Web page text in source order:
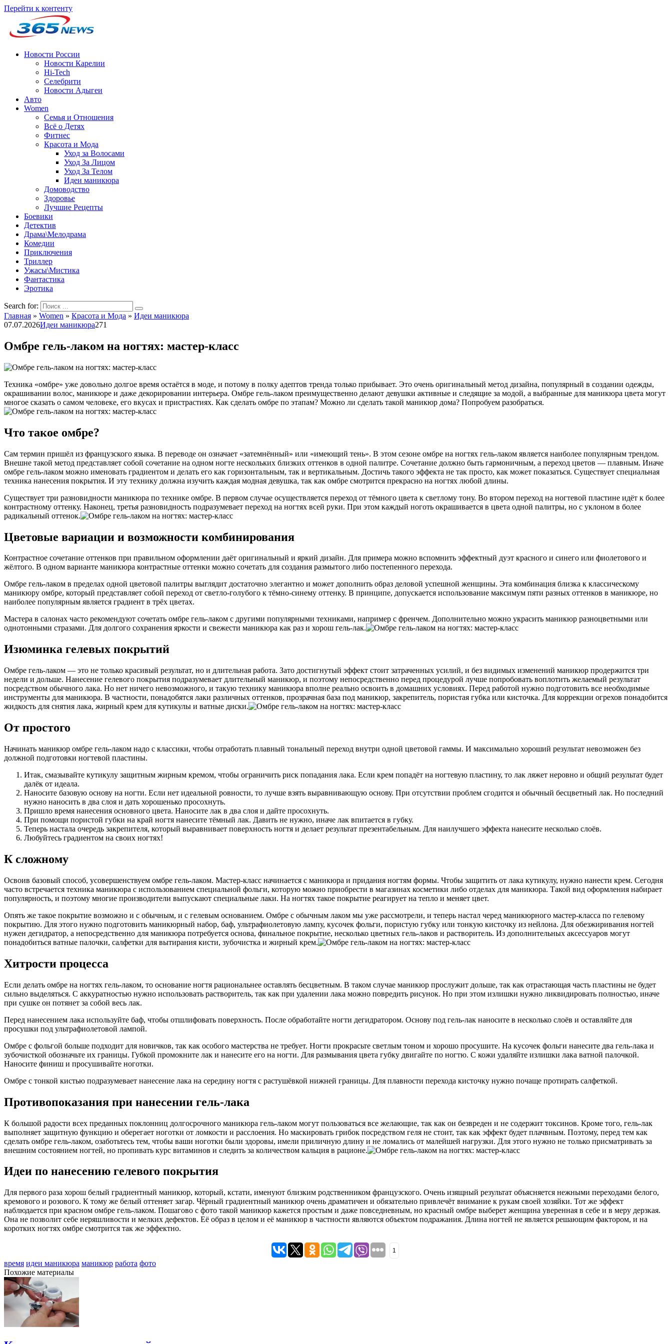
Перейти к контенту
Новости России
Новости Карелии
Hi-Tech
Селебрити
Новости Адыгеи
Авто
Women
Семья и Отношения
Всё о Детях
Фитнес
Красота и Мода
Уход за Волосами
Уход За Лицом
Уход За Телом
Идеи маникюра
Домоводство
Здоровье
Лучшие Рецепты
Боевики
Детектив
Драма\Мелодрама
Комедии
Приключения
Триллер
Ужасы\Мистика
Фантастика
Эротика
Search for:
Главная » Women » Красота и Мода » Идеи маникюра
07.07.2026Идеи маникюра271
Омбре гель-лаком на ногтях: мастер-класс
Техника «омбре» уже довольно долгое время остаётся в моде, и потому в полку адептов тренда только прибывает. Это очень оригинальный метод дизайна, популярный в создании одежды,
окрашивании волос, маникюре и даже декорировании интерьера. Омбре гель-лаком преимущественно делают девушки активные и следящие за модой, а выбранные для маникюра цвета могут
многое сказать о самом человеке, его вкусах и пристрастиях. Как сделать омбре по этапам? Можно ли сделать такой маникюр дома? Попробуем разобраться.
Что такое омбре?
Сам термин пришёл из французского языка. В переводе он означает «затемнённый» или «имеющий тень». В этом сезоне омбре на ногтях гель-лаком является наиболее популярным трендом.
Внешне такой метод представляет собой сочетание на одном ногте нескольких близких оттенков в одной палитре. Сочетание должно быть гармоничным, а переход цветов — плавным. Иначе
омбре гель-лаком можно именовать градиентом и делать его как горизонтальным, так и вертикальным. Достичь такого эффекта не так просто, как может показаться. Существует специальная
техника нанесения покрытия. И эту технику должна изучить каждая модная девушка, так как омбре смотрится прекрасно на ногтях любой длины.
Существует три разновидности маникюра по технике омбре. В первом случае осуществляется переход от тёмного цвета к светлому тону. Во втором переход на ногтевой пластине идёт к более
контрастному оттенку. Наконец, третья разновидность подразумевает переход на ногтях всей руки. При этом каждый ноготь окрашивается в цвета одной палитры, но с уклоном в более
радикальный оттенок.
Цветовые вариации и возможности комбинирования
Контрастное сочетание оттенков при правильном оформлении даёт оригинальный и яркий дизайн. Для примера можно вспомнить эффектный дуэт красного и синего или фиолетового и
жёлтого. В одном варианте маникюра контрастные оттенки можно сочетать для создания размытого либо постепенного перехода.
Омбре гель-лаком в пределах одной цветовой палитры выглядит достаточно элегантно и может дополнить образ деловой успешной женщины. Эта комбинация близка к классическому
маникюру омбре, который представляет собой переход от светло-голубого к тёмно-синему оттенку. В принципе, допускается использование максимум пяти разных оттенков в маникюре, но
наиболее популярным является градиент в трёх цветах.
Мастера в салонах часто рекомендуют сочетать омбре гель-лаком с другими популярными техниками, например с френчем. Дополнительно можно украсить маникюр разноцветными или
однотонными стразами. Для долгого сохранения яркости и свежести маникюра как раз и хорош гель-лак.
Изюминка гелевых покрытий
Омбре гель-лаком — это не только красивый результат, но и длительная работа. Зато достигнутый эффект стоит затраченных усилий, и без видимых изменений маникюр продержится три
недели и дольше. Нанесение гелевого покрытия подразумевает длительный маникюр, и поэтому непосредственно перед процедурой лучше попробовать воплотить желаемый результат
посредством обычного лака. Но нет ничего невозможного, и такую технику маникюра вполне реально освоить в домашних условиях. Перед работой нужно подготовить все необходимые
инструменты для маникюра. В частности, понадобятся лаки различных оттенков, прозрачная база под маникюр, закрепитель, пористая губка или кисточка. Для коррекции огрехов понадобится
жидкость для снятия лака, жирный крем для кутикулы и ватные диски.
От простого
Начинать маникюр омбре гель-лаком надо с классики, чтобы отработать плавный тональный переход внутри одной цветовой гаммы. И максимально хороший результат невозможен без
должной подготовки ногтевой пластины.
Итак, смазывайте кутикулу защитным жирным кремом, чтобы ограничить риск попадания лака. Если крем попадёт на ногтевую пластину, то лак ляжет неровно и общий результат будет
далёк от идеала.
Наносите базовую основу на ногти. Если нет идеальной ровности, то лучше взять выравнивающую основу. При отсутствии проблем сгодится и обычный бесцветный лак. Но последний
нужно наносить в два слоя и дать хорошенько просохнуть.
Пришло время нанесения основного цвета. Наносите лак в два слоя и дайте просохнуть.
При помощи пористой губки на край ногтя нанесите тёмный лак. Давить не нужно, иначе лак впитается в губку.
Теперь настала очередь закрепителя, который выравнивает поверхность ногтя и делает результат презентабельным. Для наилучшего эффекта нанесите несколько слоёв.
Любуйтесь градиентом на своих ногтях!
К сложному
Освоив базовый способ, усовершенствуем омбре гель-лаком. Мастер-класс начинается с маникюра и придания ногтям формы. Чтобы защитить от лака кутикулу, нужно нанести крем. Сегодня
часто встречается техника маникюра с использованием специальной фольги, которую можно приобрести в магазинах косметики либо отделах для маникюра. Такой вид оформления набирает
популярность, и поэтому многие производители выпускают специальные лаки. На ногтях такое покрытие реагирует на тепло и меняет цвет.
Опять же такое покрытие возможно и с обычным, и с гелевым основанием. Омбре с обычным лаком мы уже рассмотрели, и теперь настал черед маникюрного мастер-класса по гелевому
покрытию. Для этого нужно подготовить маникюрный набор, баф, ультрафиолетовую лампу, кусочек фольги, пористую губку или тонкую кисточку из нейлона. Для обезжиривания ногтей
нужен дегидратор, а непосредственно для маникюра потребуется основа, финальное покрытие, несколько цветных гель-лаков и растворитель. Из дополнительных аксессуаров могут
понадобиться ватные палочки, салфетки для вытирания кисти, зубочистка и жирный крем.
Хитрости процесса
Если делать омбре на ногтях гель-лаком, то основание ногтя рациональнее оставлять бесцветным. В таком случае маникюр прослужит дольше, так как отрастающая часть пластины не будет
сильно выделяться. С аккуратностью нужно использовать растворитель, так как при удалении лака можно повредить рисунок. Но при этом излишки нужно ликвидировать полностью, иначе
при сушке он потянет за собой весь лак.
Перед нанесением лака используйте баф, чтобы отшлифовать поверхность. После обработайте ногти дегидратором. Основу под гель-лак наносите в несколько слоёв и оставляйте для
просушки под ультрафиолетовой лампой.
Омбре с фольгой больше подходит для новичков, так как особого мастерства не требует. Ногти прокрасьте светлым тоном и хорошо просушите. На кусочек фольги нанесите два гель-лака и
зубочисткой обозначьте их границы. Губкой промокните лак и нанесите его на ногти. Для размывания цвета губку двигайте по ногтю. С кожи удаляйте излишки лака ватной палочкой.
Наносите финиш и просушивайте ноготки.
Омбре с тонкой кистью подразумевает нанесение лака на середину ногтя с растушёвкой нижней границы. Для плавности перехода кисточку нужно почаще протирать салфеткой.
Противопоказания при нанесении гель-лака
К большой радости всех преданных поклонниц долгосрочного маникюра гель-лаком могут пользоваться все желающие, так как он безвреден и не содержит токсинов. Кроме того, гель-лак
выполняет защитную функцию и оберегает ноготки от ломкости и расслоения. Но маскировать грибок посредством геля не стоит, так как эффект будет плачвным. Поэтому, перед тем как
сделать омбре гель-лаком, озаботьтесь тем, чтобы ваши ноготки были здоровы, имели приличную длину и не ломались от малейшей нагрузки. Для этого нужно не только присматривать за
внешним состоянием ногтей, но пропивать курс витаминов и следить за количеством кальция в рационе.
Идеи по нанесению гелевого покрытия
Для первого раза хорош белый градиентный маникюр, который, кстати, именуют близким родственником французского. Очень изящный результат объясняется нежными переходами белого,
кремового и розового. К тому же белый оттеняет загар. Чёрный градиентный маникюр очень драматичен и обязательно привлечёт внимание к рукам своей хозяйки. Тот же эффект
наблюдается при красном омбре гель-лаком. Пошагово с фото такой маникюр кажется простым и даже повседневным, но красный омбре выберет женщина уверенная в себе и в меру дерзкая.
Она не позволит себе неряшливости и мелких дефектов. Её образ в целом и её маникюр в частности являются объектом подражания. Длина ногтей не является решающим фактором, и на
коротких ногтях омбре смотрится так же эффектно.
1
время идеи маникюра маникюр работа фото
Похожие материалы